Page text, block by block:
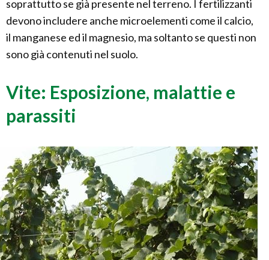
soprattutto se già presente nel terreno. I fertilizzanti
devono includere anche microelementi come il calcio,
il manganese ed il magnesio, ma soltanto se questi non
sono già contenuti nel suolo.
Vite: Esposizione, malattie e
parassiti